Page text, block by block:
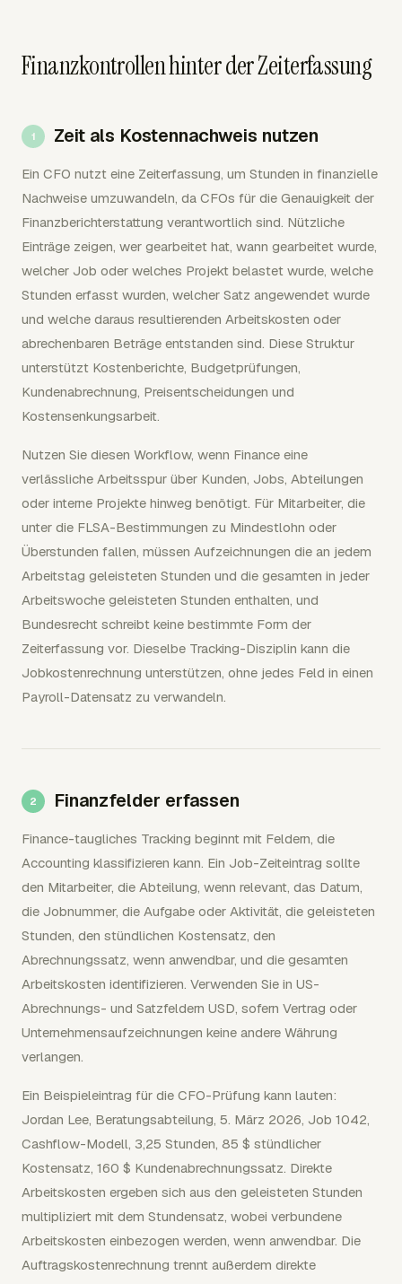
Finanzkontrollen hinter der Zeiterfassung
Zeit als Kostennachweis nutzen
Ein CFO nutzt eine Zeiterfassung, um Stunden in finanzielle
Nachweise umzuwandeln, da CFOs für die Genauigkeit der
Finanzberichterstattung verantwortlich sind. Nützliche
Einträge zeigen, wer gearbeitet hat, wann gearbeitet wurde,
welcher Job oder welches Projekt belastet wurde, welche
Stunden erfasst wurden, welcher Satz angewendet wurde
und welche daraus resultierenden Arbeitskosten oder
abrechenbaren Beträge entstanden sind. Diese Struktur
unterstützt Kostenberichte, Budgetprüfungen,
Kundenabrechnung, Preisentscheidungen und
Kostensenkungsarbeit.
Nutzen Sie diesen Workflow, wenn Finance eine
verlässliche Arbeitsspur über Kunden, Jobs, Abteilungen
oder interne Projekte hinweg benötigt. Für Mitarbeiter, die
unter die FLSA-Bestimmungen zu Mindestlohn oder
Überstunden fallen, müssen Aufzeichnungen die an jedem
Arbeitstag geleisteten Stunden und die gesamten in jeder
Arbeitswoche geleisteten Stunden enthalten, und
Bundesrecht schreibt keine bestimmte Form der
Zeiterfassung vor. Dieselbe Tracking-Disziplin kann die
Jobkostenrechnung unterstützen, ohne jedes Feld in einen
Payroll-Datensatz zu verwandeln.
Finanzfelder erfassen
Finance-taugliches Tracking beginnt mit Feldern, die
Accounting klassifizieren kann. Ein Job-Zeiteintrag sollte
den Mitarbeiter, die Abteilung, wenn relevant, das Datum,
die Jobnummer, die Aufgabe oder Aktivität, die geleisteten
Stunden, den stündlichen Kostensatz, den
Abrechnungssatz, wenn anwendbar, und die gesamten
Arbeitskosten identifizieren. Verwenden Sie in US-
Abrechnungs- und Satzfeldern USD, sofern Vertrag oder
Unternehmensaufzeichnungen keine andere Währung
verlangen.
Ein Beispieleintrag für die CFO-Prüfung kann lauten:
Jordan Lee, Beratungsabteilung, 5. März 2026, Job 1042,
Cashflow-Modell, 3,25 Stunden, 85 $ stündlicher
Kostensatz, 160 $ Kundenabrechnungssatz. Direkte
Arbeitskosten ergeben sich aus den geleisteten Stunden
multipliziert mit dem Stundensatz, wobei verbundene
Arbeitskosten einbezogen werden, wenn anwendbar. Die
Auftragskostenrechnung trennt außerdem direkte